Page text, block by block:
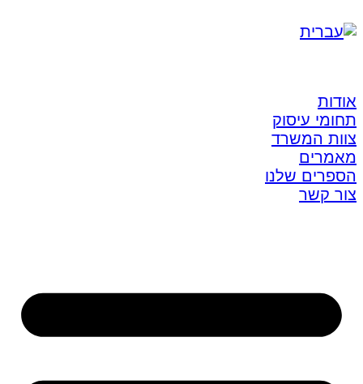
אודות
תחומי עיסוק
צוות המשרד
מאמרים
הספרים שלנו
צור קשר